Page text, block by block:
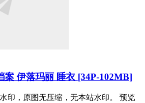
案 伊落玛丽 睡衣 [34P-102MB]
印，原图无压缩，无本站水印。 预览